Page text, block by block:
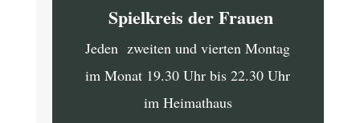
Spielkreis der Frauen
Jeden zweiten und vierten Montag
im Monat 19.30 Uhr bis 22.30 Uhr
im Heimathaus